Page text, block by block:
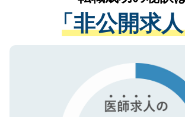
管理基準を満たした事業者の
る、プライバシーマークを取
ご登録いただいた個人情報は
で、機密保持に関してもご安
経験をまじえながら、適切な
させていただきます。すぐに
ない方には、長期的なサポー
ので、まずはご登録ください
「非公開求人